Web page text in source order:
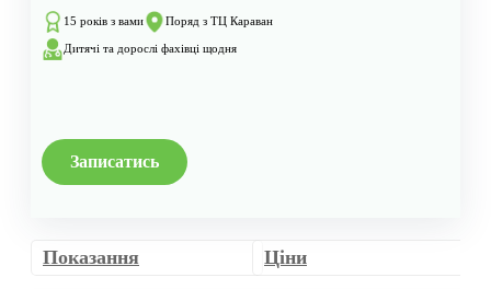
15 років з вами Поряд з ТЦ Караван
Дитячі та дорослі фахівці щодня
Записатись
Показання Ціни